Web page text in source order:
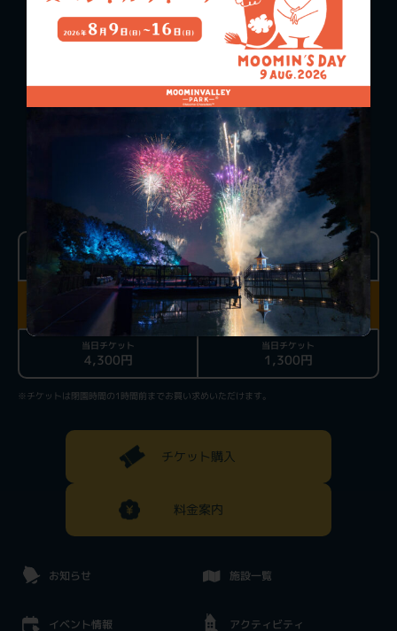
TICKET PRICEONE-DAY PASS
おとな こども
（4歳以上高校生以下）
前売り
3,900円
前売り
1,000円
当日チケット
4,300円
当日チケット
1,300円
※チケットは閉園時間の1時間前までお買い求めいただけます。
チケット購入
料金案内
お知らせ
イベント情報
施設一覧
アクティビティ